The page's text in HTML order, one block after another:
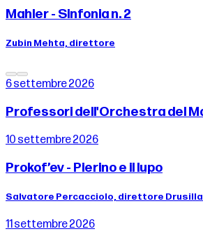
Mahler - Sinfonia n. 2
Zubin Mehta, direttore
6 settembre 2026
Professori dell'Orchestra del
10 settembre 2026
Prokof’ev - Pierino e il lupo
Salvatore Percacciolo, direttore Drusilla
11 settembre 2026